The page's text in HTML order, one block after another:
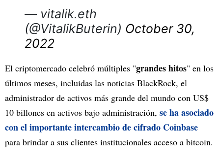
— vitalik.eth
(@VitalikButerin) October 30,
2022
El criptomercado celebró múltiples "grandes hitos" en los
últimos meses, incluidas las noticias BlackRock, el
administrador de activos más grande del mundo con US$
10 billones en activos bajo administración, se ha asociado
con el importante intercambio de cifrado Coinbase
para brindar a sus clientes institucionales acceso a bitcoin.